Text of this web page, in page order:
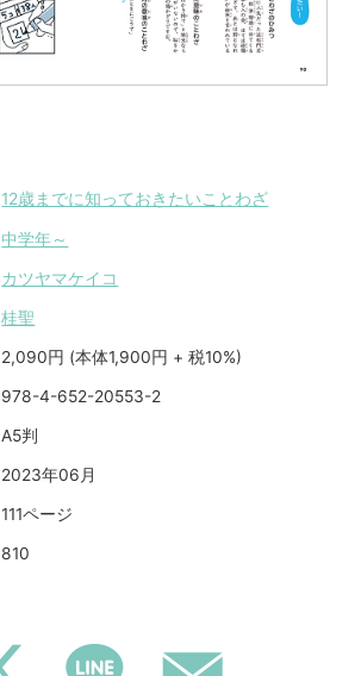
12歳までに知っておきたいことわざ
中学年～
カツヤマケイコ
桂聖
2,090円 (本体1,900円 + 税10%)
978-4-652-20553-2
A5判
2023年06月
111ページ
810